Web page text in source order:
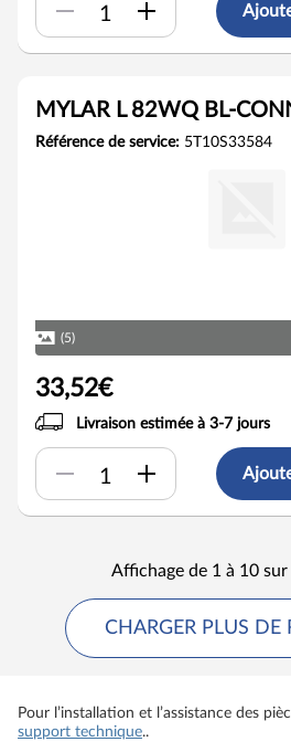
MYLAR L 82WQ BL-
Référence de service: 5T10S33584
(5)
33,52€
Livraison estimée à 3-7 jours
Affichage de 1 à 10
CHARGER PLUS DE
Pour l’installation et l’assistance des
support technique..